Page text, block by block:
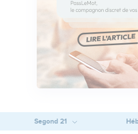
Segond 21